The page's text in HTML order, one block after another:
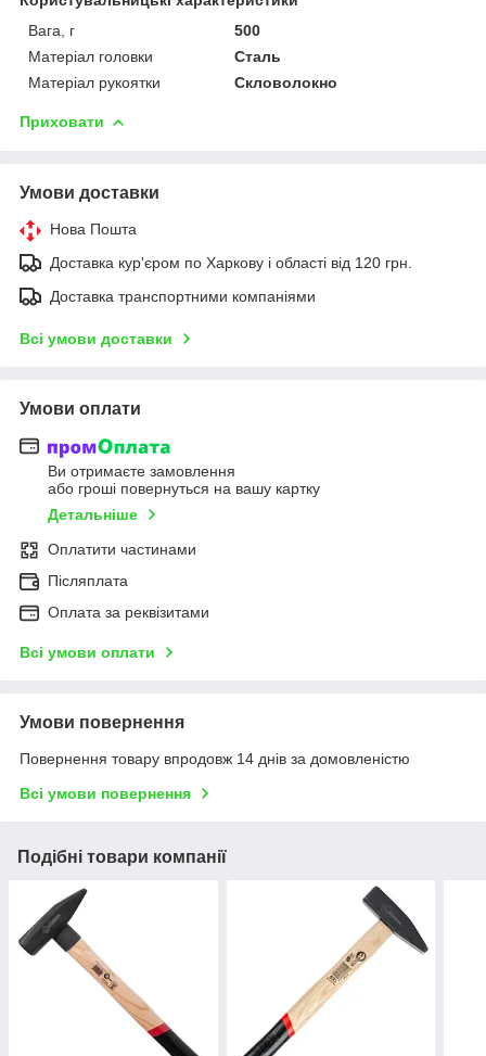
Вага, г
500
Матеріал головки
Сталь
Матеріал рукоятки
Скловолокно
Приховати
Умови доставки
Нова Пошта
Доставка кур'єром по Харкову і області від 120 грн.
Доставка транспортними компаніями
Всі умови доставки
Умови оплати
Ви отримаєте замовлення
або гроші повернуться на вашу картку
Детальніше
Оплатити частинами
Післяплата
Оплата за реквізитами
Всі умови оплати
Умови повернення
Повернення товару впродовж 14 днів за домовленістю
Всі умови повернення
Подібні товари компанії